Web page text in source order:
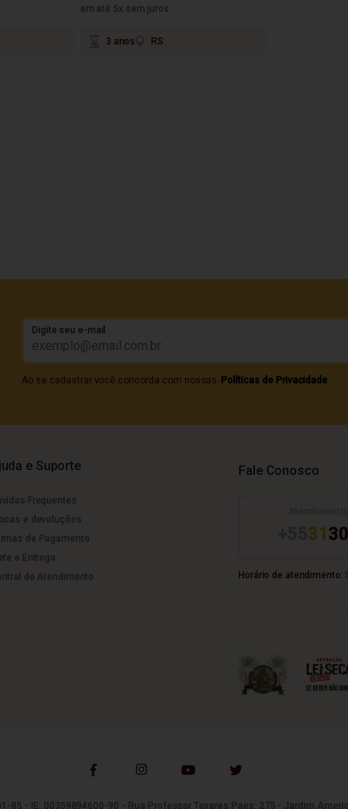
em até 5x sem juros
3 anos RS
Digite seu e-mail
Ao se cadastrar você concorda com nossas Políticas de Privacidade
e Suporte
Frequentes
e devoluções
de Pagamento
e Entrega
de Atendimento
Fale Conosco
31
Horário de atendimento:
85 - IE: 00359894600-90 - Rua Professor Tavares Paes, 275 - Jardim